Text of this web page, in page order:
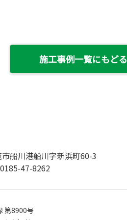
施工事例一覧にもどる
船川港船川字新浜町60-3
47-8262
第8900号